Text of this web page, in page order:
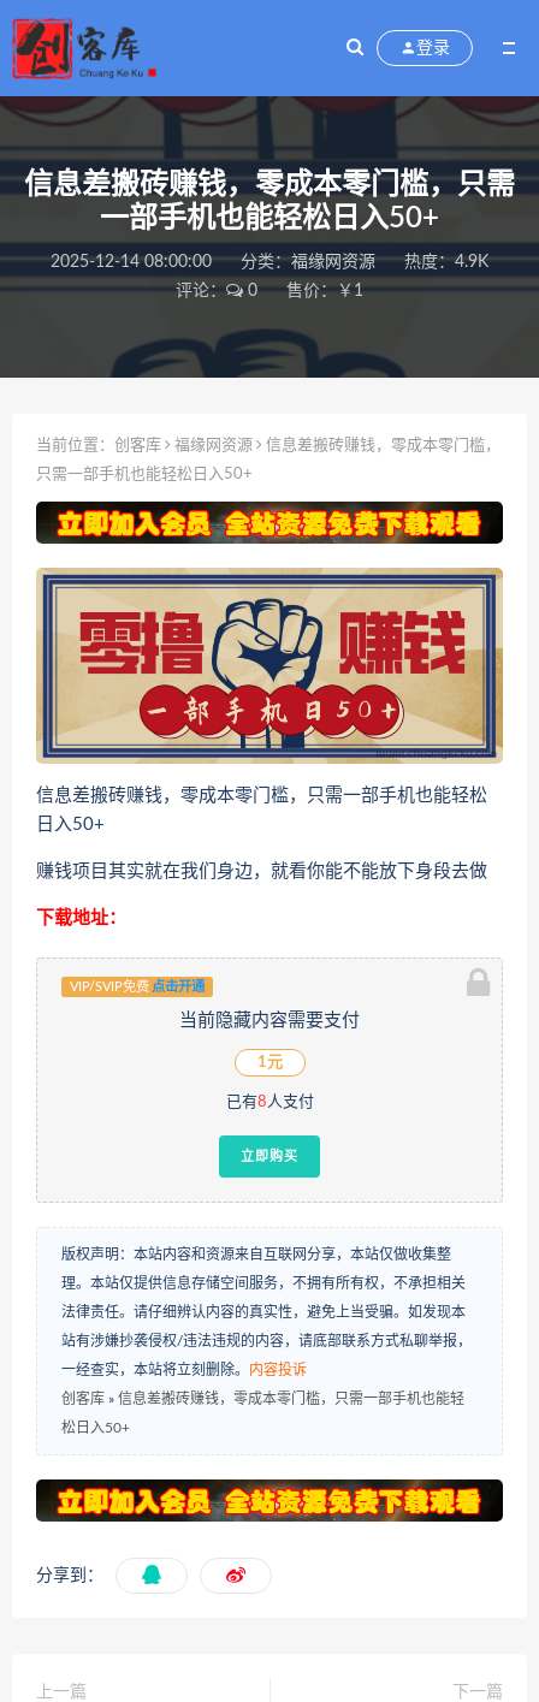
登录
信息差搬砖赚钱，零成本零门槛，只需
一部手机也能轻松日入50+
2025-12-14 08:00:00 分类：福缘网资源
热度：4.9K
评论：
0 售价：￥1
当前位置： 创客库 福缘网资源
信息差搬砖赚钱，零成本零门槛，
只需一部手机也能轻松日入50+
信息差搬砖赚钱，零成本零门槛，只需一部手机也能轻松
日入50+
赚钱项目其实就在我们身边，就看你能不能放下身段去做
下载地址：
VIP/SVIP免费 点击开通
当前隐藏内容需要支付
1元
已有8人支付
立即购买
版权声明：本站内容和资源来自互联网分享，本站仅做收集整
理。本站仅提供信息存储空间服务，不拥有所有权，不承担相关
法律责任。请仔细辨认内容的真实性，避免上当受骗。如发现本
站有涉嫌抄袭侵权/违法违规的内容，请底部联系方式私聊举报，
一经查实，本站将立刻删除。
内容投诉
创客库 » 信息差搬砖赚钱，零成本零门槛，只需一部手机也能轻
松日入50+
分享到：
上一篇
下一篇